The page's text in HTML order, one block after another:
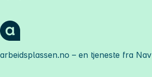
arbeidsplassen.no – en tjeneste fra Nav